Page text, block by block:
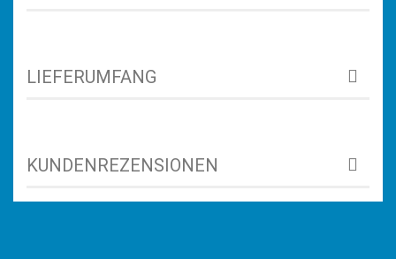
LIEFERUMFANG
KUNDENREZENSIONEN